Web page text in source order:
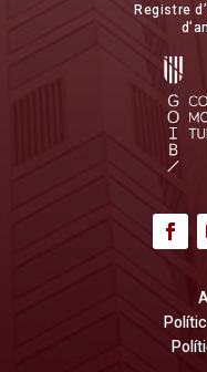
Registre